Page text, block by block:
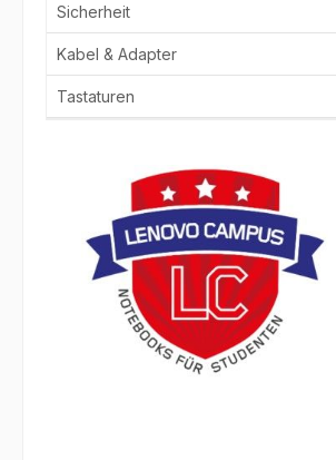
Sicherheit
Kabel & Adapter
Tastaturen